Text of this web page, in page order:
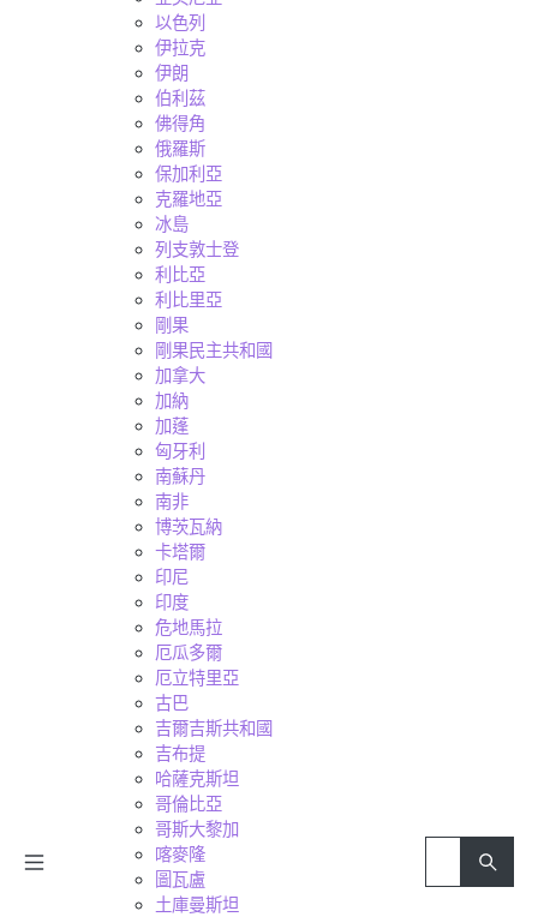
以色列
伊拉克
伊朗
伯利茲
佛得角
俄羅斯
保加利亞
克羅地亞
冰島
列支敦士登
利比亞
利比里亞
剛果
剛果民主共和國
加拿大
加納
加蓬
匈牙利
南蘇丹
南非
博茨瓦納
卡塔爾
印尼
印度
危地馬拉
厄瓜多爾
厄立特里亞
古巴
吉爾吉斯共和國
吉布提
哈薩克斯坦
哥倫比亞
哥斯大黎加
喀麥隆
圖瓦盧
土庫曼斯坦